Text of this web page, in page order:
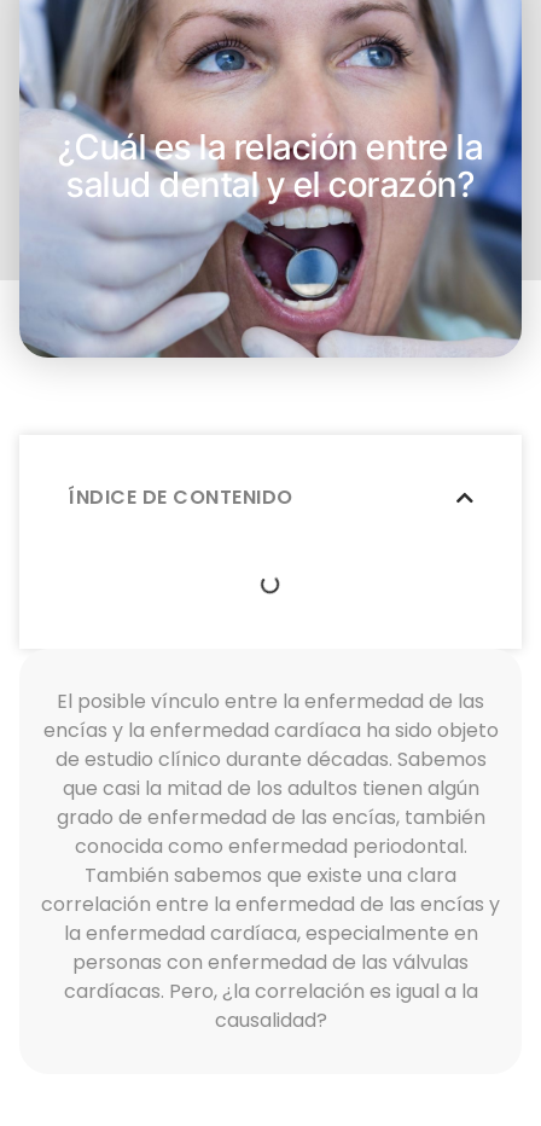
¿Cuál es la relación entre la
salud dental y el corazón?
ÍNDICE DE CONTENIDO
El posible vínculo entre la enfermedad de las
encías y la enfermedad cardíaca ha sido objeto
de estudio clínico durante décadas. Sabemos
que casi la mitad de los adultos tienen algún
grado de enfermedad de las encías, también
conocida como enfermedad periodontal.
También sabemos que existe una clara
correlación entre la enfermedad de las encías y
la enfermedad cardíaca, especialmente en
personas con enfermedad de las válvulas
cardíacas. Pero, ¿la correlación es igual a la
causalidad?